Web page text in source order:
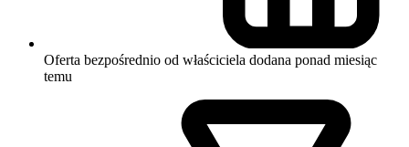
Oferta bezpośrednio od właściciela dodana ponad miesiąc
temu